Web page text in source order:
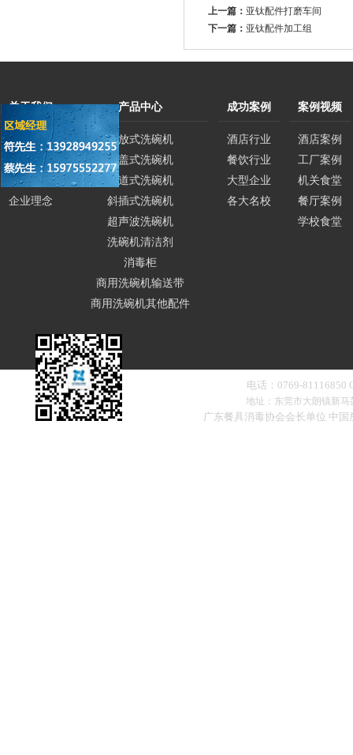
上一篇： 亚钛配件打磨车间
下一篇： 亚钛配件加工组
关于我们 产品中心 成功案例 案例视频
公司简介
企业荣誉
企业文化
企业理念
平放式洗碗机
揭盖式洗碗机
通道式洗碗机
斜插式洗碗机
超声波洗碗机
洗碗机清洁剂
消毒柜
商用洗碗机输送带
商用洗碗机其他配件
酒店行业
餐饮行业
大型企业
各大名校
酒店案例
工厂案例
机关食堂
餐厅案例
学校食堂
电话：0769-81116850
地址：东莞市大朗镇新
广东餐具消毒协会会长单位 中